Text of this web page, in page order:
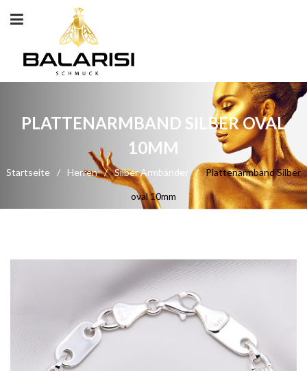
PLATTENARMBAND SILBER OVAL
10MM
Startseite / Herren / Silber Armbänder / Plattenarmband Silber
oval 10mm